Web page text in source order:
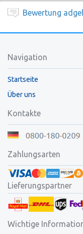
Bewertung
Navigation
Startseite
Über uns
Kontakte
Zahlungsarten
Lieferungspartner
Wichtige